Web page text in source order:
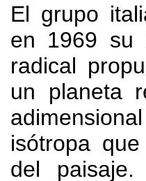
El grupo
en 1969 su
radical
un planeta
isótropa
del paisaje.